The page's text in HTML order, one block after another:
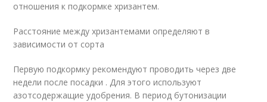
отношения к подкормке хризантем.
Расстояние между хризантемами определяют в
зависимости от сорта
Первую подкормку рекомендуют проводить через две
недели после посадки . Для этого используют
азотсодержащие удобрения. В период бутонизации